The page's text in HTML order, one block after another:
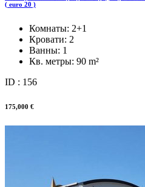
( euro 20 )
Комнаты: 2+1
Кровати: 2
Ванны: 1
Кв. метры: 90 m²
ID : 156
175,000 €